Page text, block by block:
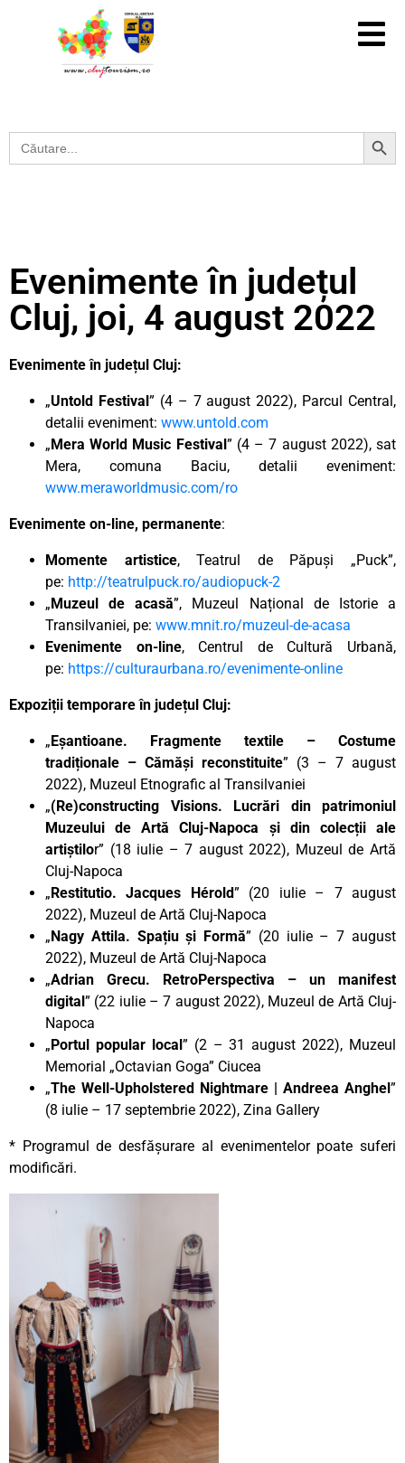
Search
for:
Search Button
Evenimente în județul
Cluj, joi, 4 august 2022
Evenimente în județul Cluj:
„Untold Festival” (4 – 7 august 2022), Parcul Central,
detalii eveniment: www.untold.com
„Mera World Music Festival” (4 – 7 august 2022), sat
Mera, comuna Baciu, detalii eveniment:
www.meraworldmusic.com/ro
Evenimente on-line, permanente:
Momente artistice, Teatrul de Păpuși „Puck”,
pe: http://teatrulpuck.ro/audiopuck-2
„Muzeul de acasă”, Muzeul Național de Istorie a
Transilvaniei, pe: www.mnit.ro/muzeul-de-acasa
Evenimente on-line, Centrul de Cultură Urbană,
pe: https://culturaurbana.ro/evenimente-online
Expoziții temporare în județul Cluj:
„Eșantioane. Fragmente textile – Costume
tradiționale – Cămăși reconstituite” (3 – 7 august
2022), Muzeul Etnografic al Transilvaniei
„(Re)constructing Visions. Lucrări din patrimoniul
Muzeului de Artă Cluj-Napoca și din colecții ale
artiștilor” (18 iulie – 7 august 2022), Muzeul de Artă
Cluj-Napoca
„Restitutio. Jacques Hérold” (20 iulie – 7 august
2022), Muzeul de Artă Cluj-Napoca
„Nagy Attila. Spațiu și Formă” (20 iulie – 7 august
2022), Muzeul de Artă Cluj-Napoca
„Adrian Grecu. RetroPerspectiva – un manifest
digital” (22 iulie – 7 august 2022), Muzeul de Artă Cluj-
Napoca
„Portul popular local” (2 – 31 august 2022), Muzeul
Memorial „Octavian Goga” Ciucea
„The Well-Upholstered Nightmare | Andreea Anghel”
(8 iulie – 17 septembrie 2022), Zina Gallery
* Programul de desfășurare al evenimentelor poate suferi
modificări.